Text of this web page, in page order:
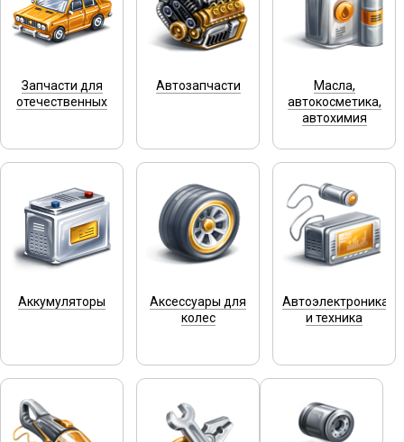
Запчасти для
отечественных
Автозапчасти
Масла,
автокосметика,
автохимия
Аккумуляторы
Аксессуары для
колес
Автоэлектроника
и техника